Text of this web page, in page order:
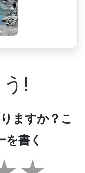
!
ますか？こ
を書く